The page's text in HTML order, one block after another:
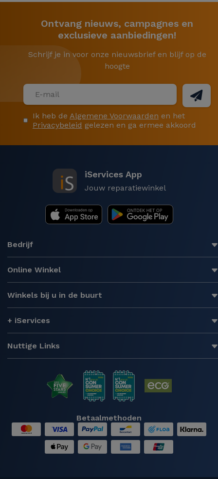
Ontvang nieuws, campagnes en
exclusieve aanbiedingen!
Schrijf je in voor onze nieuwsbrief en blijf op de
hoogte
Ik heb de Algemene Voorwaarden en het
Privacybeleid gelezen en ga ermee akkoord
iServices App
Jouw reparatiewinkel
Bedrijf
Online Winkel
Winkels bij u in de buurt
+ iServices
Nuttige Links
Betaalmethoden